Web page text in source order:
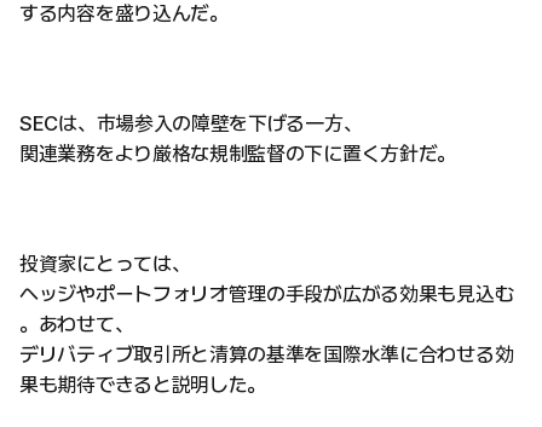
する内容を盛り込んだ。
SECは、市場参入の障壁を下げる一方、
関連業務をより厳格な規制監督の下に置く方針だ。
投資家にとっては、
ヘッジやポートフォリオ管理の手段が広がる効果も見込む
。あわせて、
デリバティブ取引所と清算の基準を国際水準に合わせる効
果も期待できると説明した。